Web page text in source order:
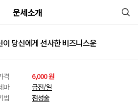
운세소개
당신에게 선사한 비즈니스운
격
6,000 원
마
금전/일
법
점성술